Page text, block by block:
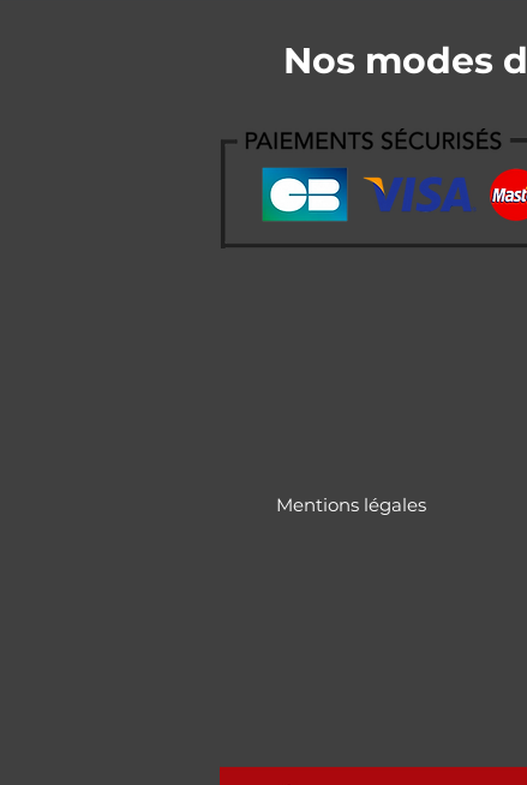
Nos modes
Mentions légales